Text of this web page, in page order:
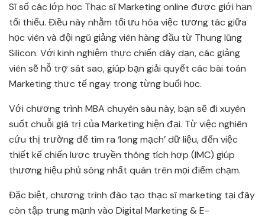
Sĩ số các lớp học Thạc sĩ Marketing online được giới hạn
tối thiểu. Điều này nhằm tối ưu hóa việc tương tác giữa
học viên và đội ngũ giảng viên hàng đầu từ Thung lũng
Silicon. Với kinh nghiệm thực chiến dày dạn, các giảng
viên sẽ hỗ trợ sát sao, giúp bạn giải quyết các bài toán
Marketing thực tế ngay trong từng buổi học.
Với chương trình MBA chuyên sâu này, bạn sẽ đi xuyên
suốt chuỗi giá trị của Marketing hiện đại. Từ việc nghiên
cứu thị trường để tìm ra ‘long mạch’ dữ liệu, đến việc
thiết kế chiến lược truyền thông tích hợp (IMC) giúp
thương hiệu phủ sóng nhất quán trên mọi điểm chạm.
Đặc biệt, chương trình đào tạo thạc sĩ marketing tại đây
còn tập trung mạnh vào Digital Marketing & E-